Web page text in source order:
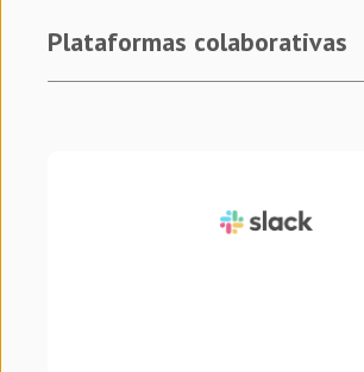
Plataformas colaborativas